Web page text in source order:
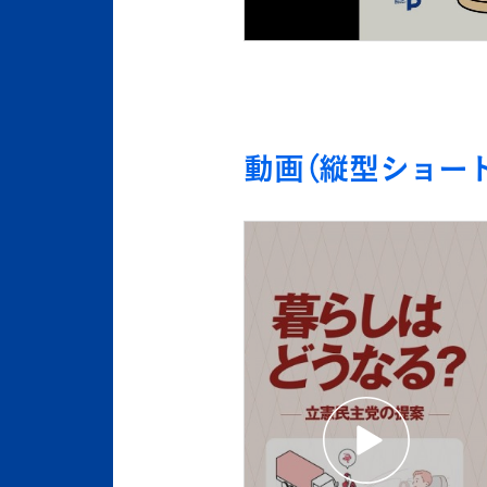
動画（縦型ショー